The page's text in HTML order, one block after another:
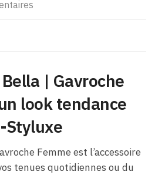
| Gavroche
look tendance
Styluxe
Femme est l’accessoire
tenues quotidiennes ou du